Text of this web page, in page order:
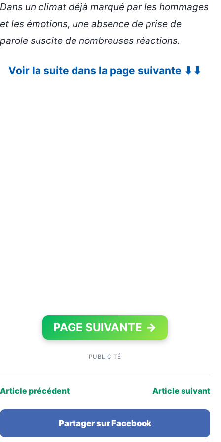
Dans un climat déjà marqué par les hommages
et les émotions, une absence de prise de
parole suscite de nombreuses réactions.
Voir la suite dans la page suivante ⬇⬇
PAGE SUIVANTE →
PUBLICITÉ
Article précédent Article suivant
Partager sur Facebook